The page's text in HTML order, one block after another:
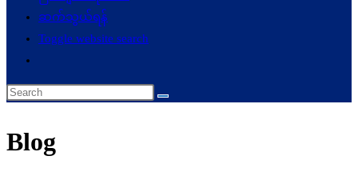
ဆက်သွယ်ရန်
Toggle website search
Blog